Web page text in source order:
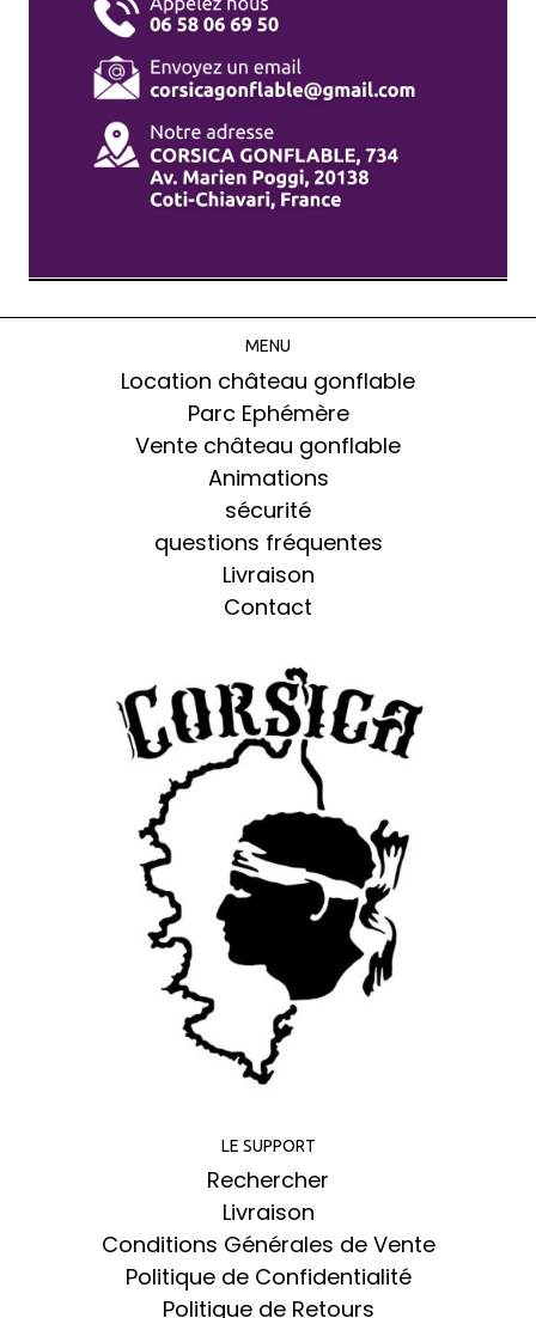
MENU
Location château gonflable
Parc Ephémère
Vente château gonflable
Animations
sécurité
questions fréquentes
Livraison
Contact
LE SUPPORT
Rechercher
Livraison
Conditions Générales de Vente
Politique de Confidentialité
Politique de Retours